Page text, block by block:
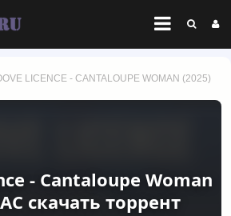
LICENCE - CANTALOUPE WOMAN (2025)
- Cantaloupe Woman
скачать торрент